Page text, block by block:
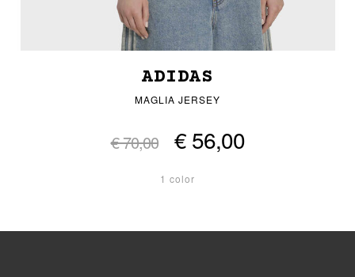
ADIDAS
MAGLIA JERSEY
€ 70,00 € 56,00
1 color